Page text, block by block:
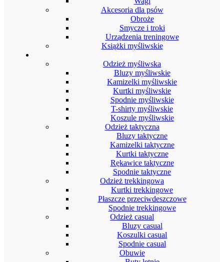
Akcesoria dla psów
Obroże
Smycze i troki
Urządzenia treningowe
Książki myśliwskie
Odzież myśliwska
Bluzy myśliwskie
Kamizelki myśliwskie
Kurtki myśliwskie
Spodnie myśliwskie
T-shirty myśliwskie
Koszule myśliwskie
Odzież taktyczna
Bluzy taktyczne
Kamizelki taktyczne
Kurtki taktyczne
Rękawice taktyczne
Spodnie taktyczne
Odzież trekkingowa
Kurtki trekkingowe
Płaszcze przeciwdeszczowe
Spodnie trekkingowe
Odzież casual
Bluzy casual
Koszulki casual
Spodnie casual
Obuwie